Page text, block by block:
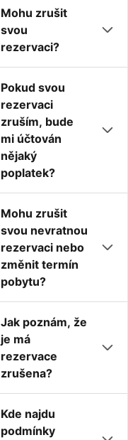
Mohu zrušit
svou
rezervaci?
Pokud svou
rezervaci
zruším, bude
mi účtován
nějaký
poplatek?
Mohu zrušit
svou nevratnou
rezervaci nebo
změnit termín
pobytu?
Jak poznám, že
je má
rezervace
zrušena?
Kde najdu
podmínky